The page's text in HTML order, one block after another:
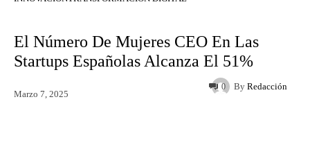
El Número De Mujeres CEO En Las
Startups Españolas Alcanza El 51%
By Redacción
Marzo 7, 2025
0